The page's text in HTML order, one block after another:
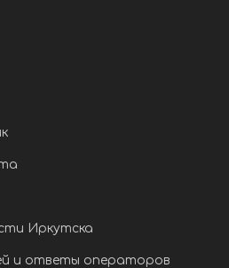
Иркутска
и ответы операторов